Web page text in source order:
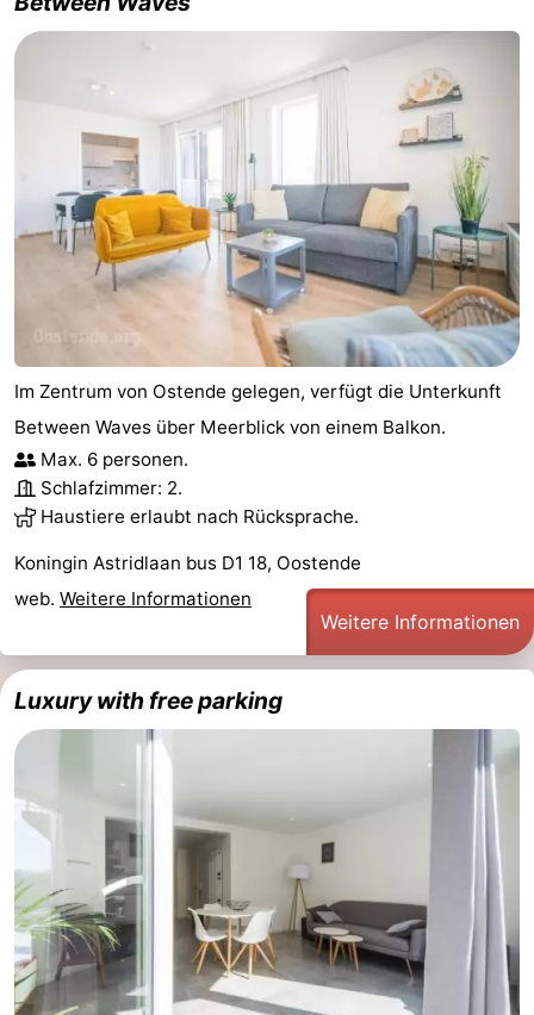
Im Zentrum von Ostende gelegen, verfügt die Unterkunft
Between Waves über Meerblick von einem Balkon.
Max. 6 personen.
Schlafzimmer: 2.
Haustiere erlaubt nach Rücksprache.
Koningin Astridlaan bus D1 18, Oostende
web. Weitere Informationen
Weitere Informationen
Luxury with free parking